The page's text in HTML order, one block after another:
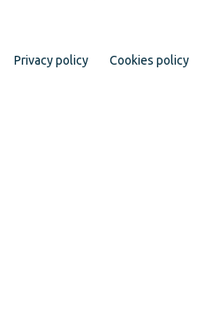
Privacy policy Cookies policy